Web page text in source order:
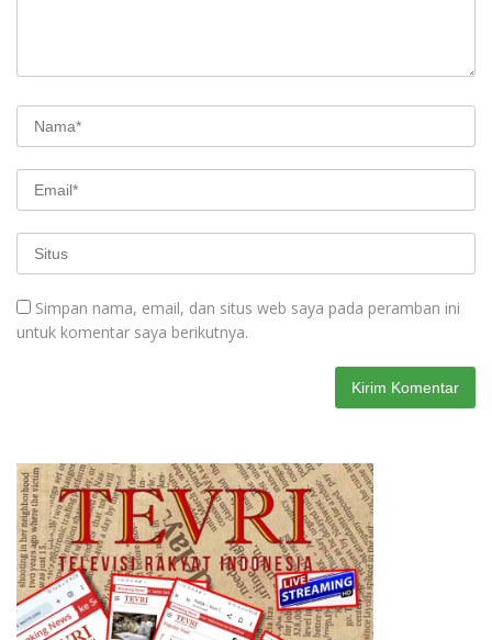
Simpan nama, email, dan situs web saya pada peramban ini
untuk komentar saya berikutnya.